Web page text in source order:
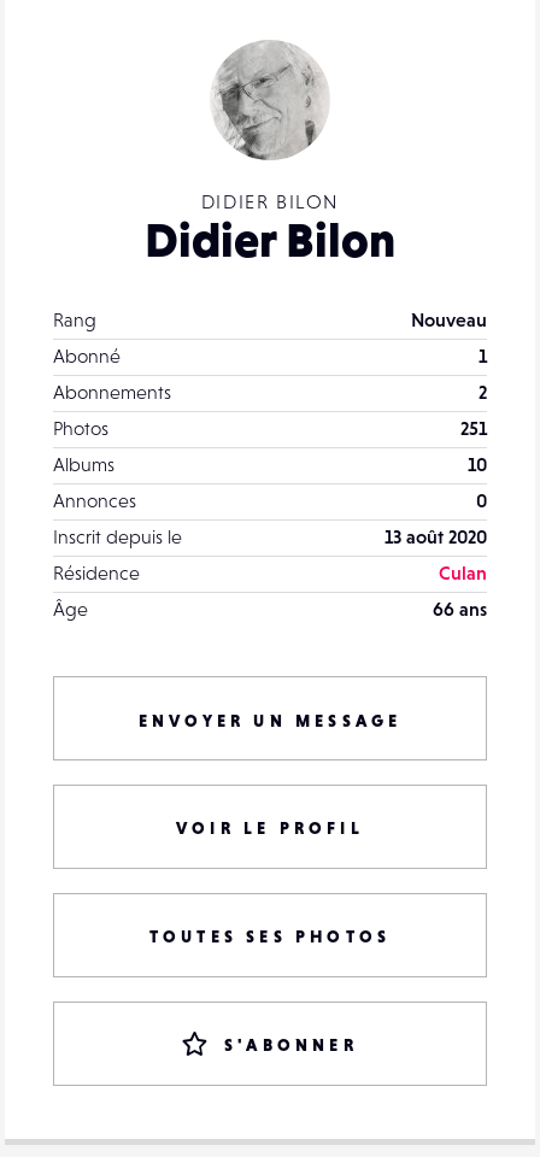
DIDIER BILON
Didier Bilon
Rang
Nouveau
Abonné
1
Abonnements
2
Photos
251
Albums
10
Annonces
0
Inscrit depuis le
13 août 2020
Résidence
Culan
Âge
66 ans
ENVOYER UN MESSAGE
VOIR LE PROFIL
TOUTES SES PHOTOS
S'ABONNER